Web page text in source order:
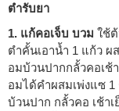
ตำรับยา
1. แก้คอเจ็บ บวม ใช้
ตำคั้นเอาน้ำ 1 แก้ว
อมบ้วนปากกลั้วคอเช้
อมได้คำผสมเพ่งแซ
บ้วนปาก กลั้วคอ เช้า